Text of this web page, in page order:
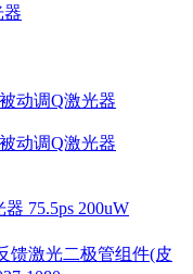
器
动调Q激光器
动调Q激光器
75.5ps 200uW
馈激光二极管组件(皮